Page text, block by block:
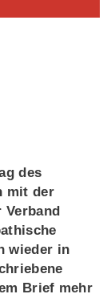
des
mit der
Verband
wieder in
Brief mehr